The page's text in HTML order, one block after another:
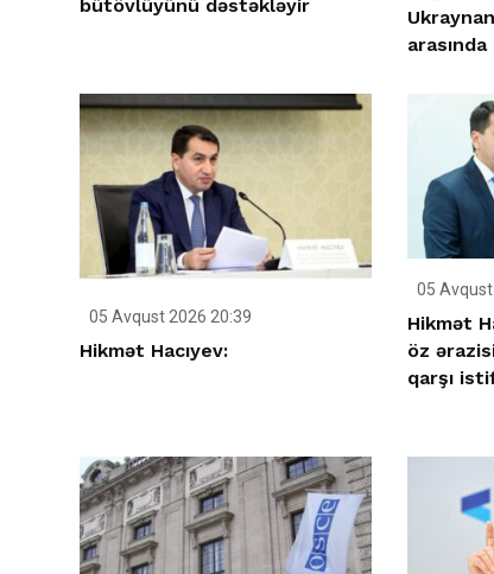
bütövlüyünü dəstəkləyir
05 Avqust 2026 20:39
Hikmət Hacıyev:
05
Hikmət
öz
qarşı